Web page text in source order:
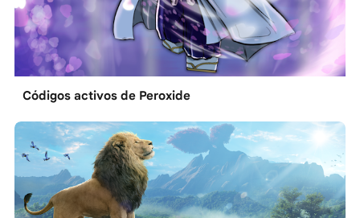
Códigos activos de Peroxide